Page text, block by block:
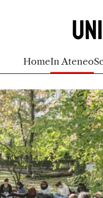
HomeIn Ateneo